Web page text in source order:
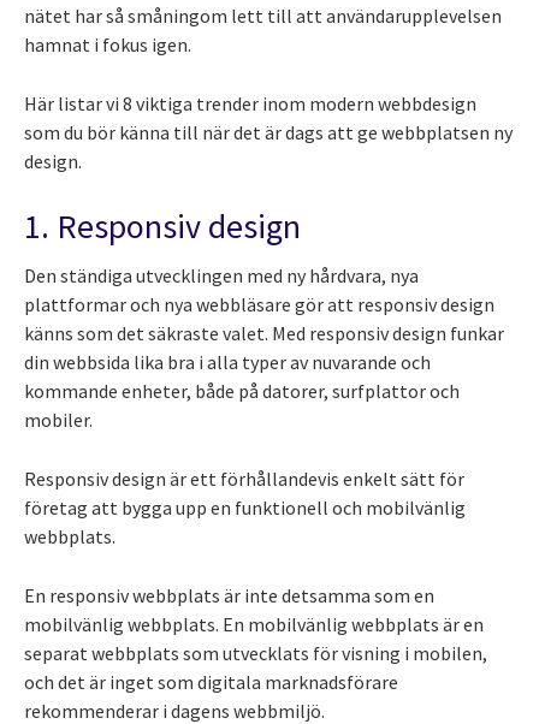
nätet har så småningom lett till att användarupplevelsen
hamnat i fokus igen.
Här listar vi 8 viktiga trender inom modern webbdesign
som du bör känna till när det är dags att ge webbplatsen ny
design.
1. Responsiv design
Den ständiga utvecklingen med ny hårdvara, nya
plattformar och nya webbläsare gör att responsiv design
känns som det säkraste valet. Med responsiv design funkar
din webbsida lika bra i alla typer av nuvarande och
kommande enheter, både på datorer, surfplattor och
mobiler.
Responsiv design är ett förhållandevis enkelt sätt för
företag att bygga upp en funktionell och mobilvänlig
webbplats.
En responsiv webbplats är inte detsamma som en
mobilvänlig webbplats. En mobilvänlig webbplats är en
separat webbplats som utvecklats för visning i mobilen,
och det är inget som digitala marknadsförare
rekommenderar i dagens webbmiljö.